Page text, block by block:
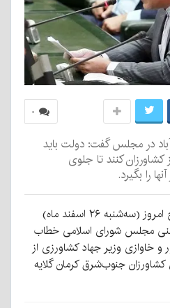
۰
در مجلس گفت: دولت باید
کشاورزان کنند تا جلوی
را بگیرد.
صبح امروز (سه‌شنبه ۲۶ اسفند ماه)
مجلس شورای اسلامی خطاب
خاوازی وزیر جهاد کشاورزی از
جنوب‌شرق کرمان گلایه